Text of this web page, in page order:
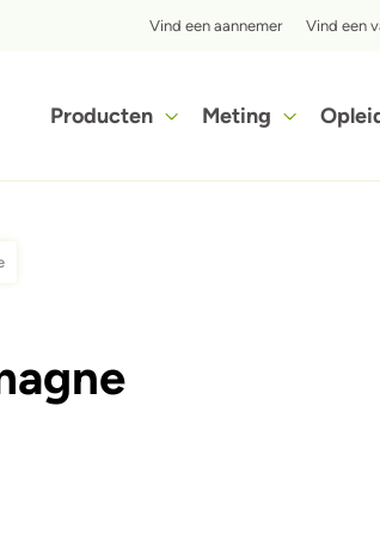
Top menu
Vind een aannemer Vind een
Hoofdnavigatie
Producten Meting